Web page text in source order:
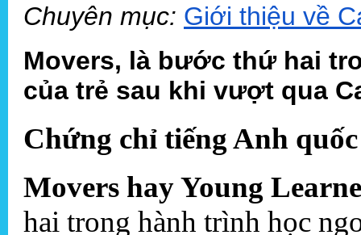
Chuyên mục: Giới thiệu về
Movers, là bước thứ hai
của trẻ sau khi vượt qua
Chứng chỉ tiếng Anh
Movers hay Young
hai trong hành trình học